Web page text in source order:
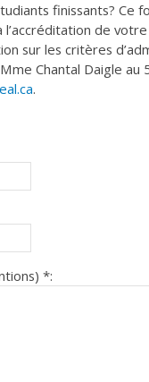
finissants? Ce
de
sur les critères
Chantal Daigle au
.
*: